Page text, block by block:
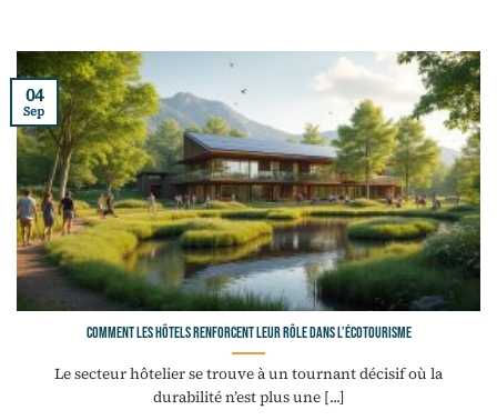
Comment les hôtels renforcent leur rôle dans l’écotourisme
Le secteur hôtelier se trouve à un tournant décisif où la
durabilité n’est plus une [...]
04
Sep